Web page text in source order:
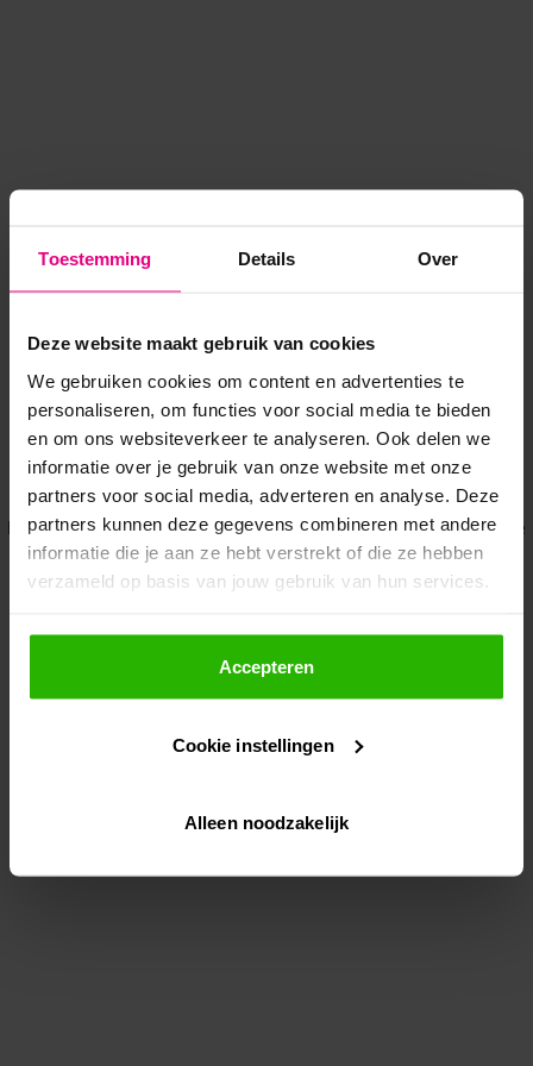
Toestemming Details Over
Deze website maakt gebruik van cookies
We gebruiken cookies om content en advertenties te
personaliseren, om functies voor social media te bieden
en om ons websiteverkeer te analyseren. Ook delen we
informatie over je gebruik van onze website met onze
partners voor social media, adverteren en analyse. Deze
partners kunnen deze gegevens combineren met andere
informatie die je aan ze hebt verstrekt of die ze hebben
verzameld op basis van jouw gebruik van hun services.
Als je op "Accepteer" klikt, dan geef je Voordeeluitjes.nl
toestemming om cookies voor social media en
gepersonaliseerde advertenties te plaatsen.
Lees hier meer over in onsprivacybeleid
Via "Cookie instellingen" kun je ook zelf instellen welke
Accepteren
Cookie instellingen
Alleen noodzakelijk
Application error: a client-side exception has occurred while
loadingwww.voordeeluitjes.nl (see the browser console for more
information).